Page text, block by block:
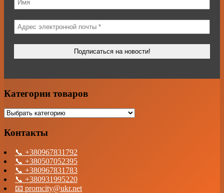
Категории товаров
Контакты
📞 +380967831792
📞 +380507052395
📞 +380967831783
📞 +380931995220
📧 promcity@ukr.net